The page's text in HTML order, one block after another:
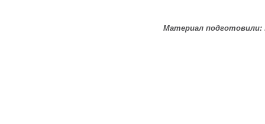
Материал подготовили: